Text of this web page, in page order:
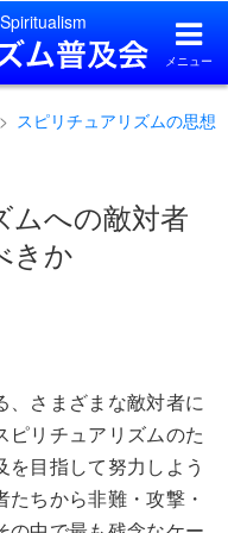
メニュー
スピリチュアリズムの思想
ムへの敵対者
きか
、さまざまな敵対者に
リチュアリズムのた
目指して努力しよう
ちから非難・攻撃・